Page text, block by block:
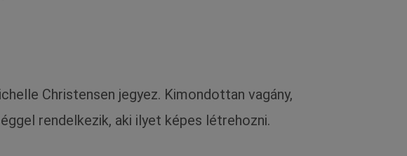
Christensen jegyez. Kimondottan vagány,
rendelkezik, aki ilyet képes létrehozni.